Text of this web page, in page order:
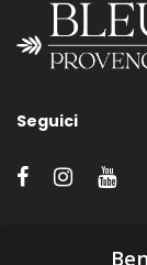
Seguici